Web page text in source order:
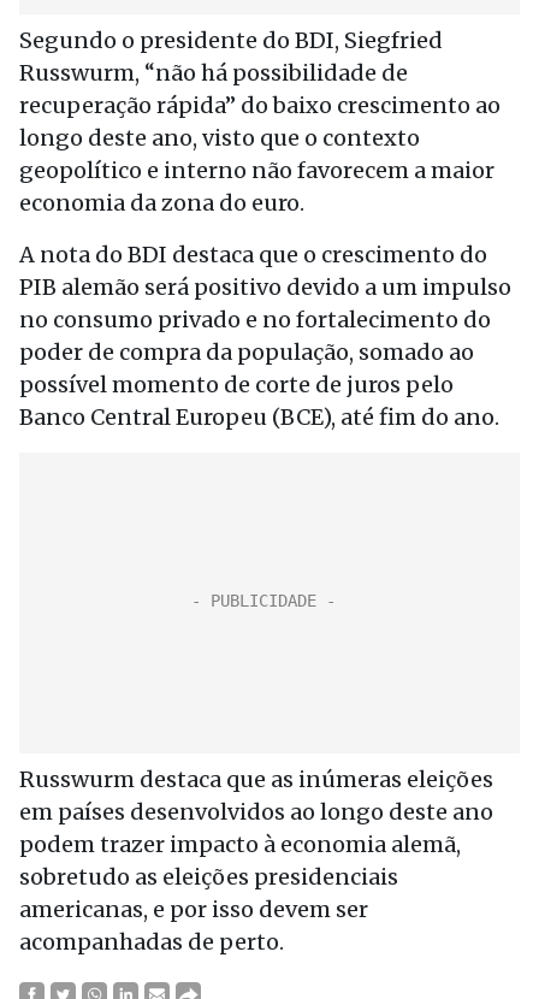
Segundo o presidente do BDI, Siegfried
Russwurm, “não há possibilidade de
recuperação rápida” do baixo crescimento ao
longo deste ano, visto que o contexto
geopolítico e interno não favorecem a maior
economia da zona do euro.
A nota do BDI destaca que o crescimento do
PIB alemão será positivo devido a um impulso
no consumo privado e no fortalecimento do
poder de compra da população, somado ao
possível momento de corte de juros pelo
Banco Central Europeu (BCE), até fim do ano.
Russwurm destaca que as inúmeras eleições
em países desenvolvidos ao longo deste ano
podem trazer impacto à economia alemã,
sobretudo as eleições presidenciais
americanas, e por isso devem ser
acompanhadas de perto.